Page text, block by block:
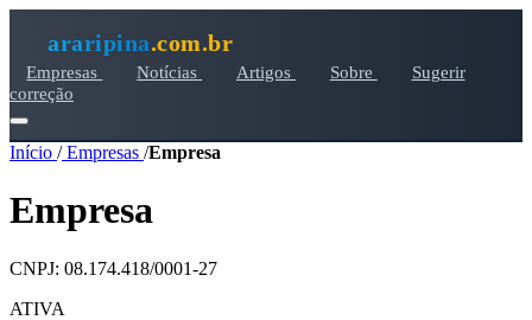
araripina.com.br
Empresas Notícias Artigos Sobre
Sugerir
correção
Início /Empresas /Empresa
Empresa
CNPJ: 08.174.418/0001-27
ATIVA